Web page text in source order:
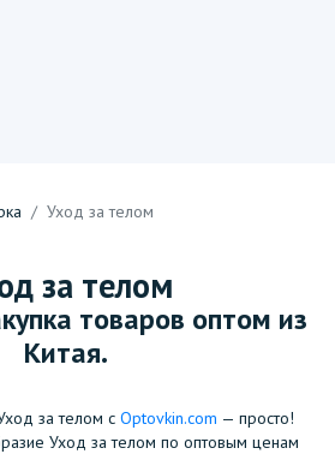
Уход за телом
за телом
товаров оптом из
Китая.
за телом с Optovkin.com — просто!
Уход за телом по оптовым ценам